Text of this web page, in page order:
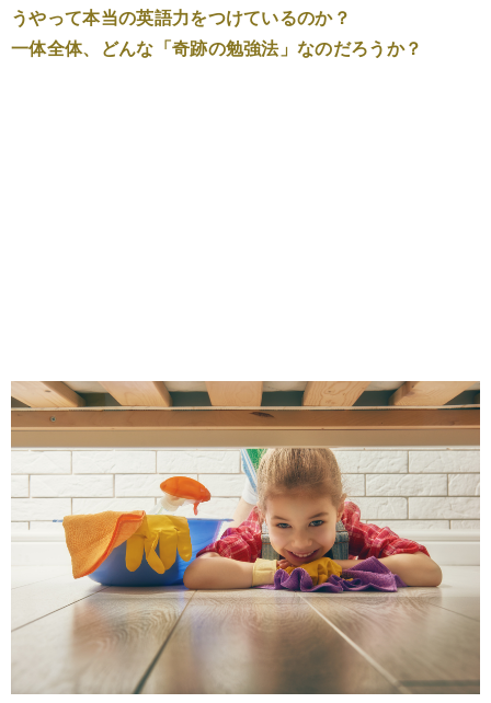
うやって本当の英語力をつけているのか？
一体全体、どんな「奇跡の勉強法」なのだろうか？